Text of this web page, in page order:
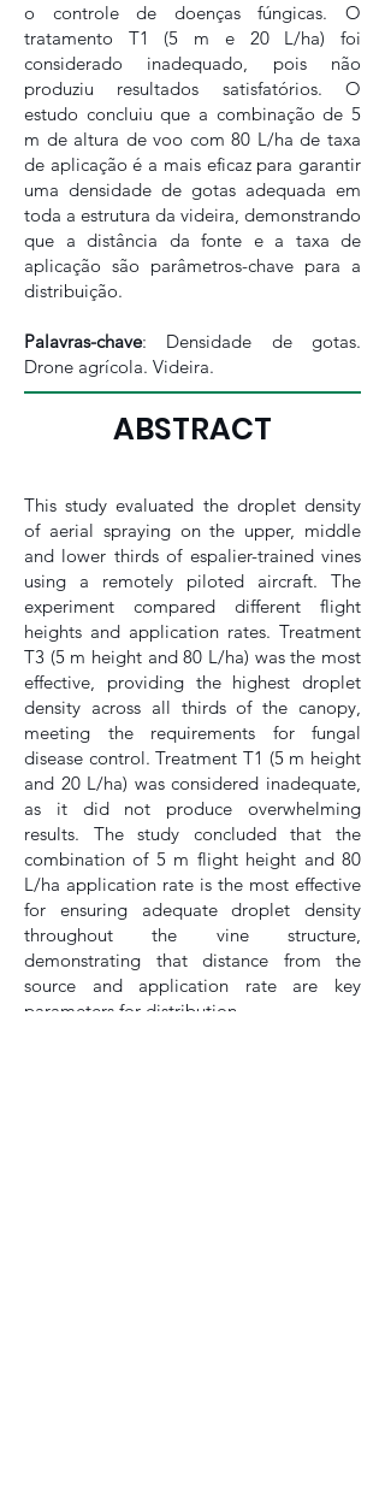
o controle de doenças fúngicas. O
tratamento T1 (5 m e 20 L/ha) foi
considerado inadequado, pois não
produziu resultados satisfatórios. O
estudo concluiu que a combinação de 5
m de altura de voo com 80 L/ha de taxa
de aplicação é a mais eficaz para garantir
uma densidade de gotas adequada em
toda a estrutura da videira, demonstrando
que a distância da fonte e a taxa de
aplicação são parâmetros-chave para a
distribuição.
Palavras-chave: Densidade de gotas.
Drone agrícola. Videira.
ABSTRACT
This study evaluated the droplet density
of aerial spraying on the upper, middle
and lower thirds of espalier-trained vines
using a remotely piloted aircraft. The
experiment compared different flight
heights and application rates. Treatment
T3 (5 m height and 80 L/ha) was the most
effective, providing the highest droplet
density across all thirds of the canopy,
meeting the requirements for fungal
disease control. Treatment T1 (5 m height
and 20 L/ha) was considered inadequate,
as it did not produce overwhelming
results. The study concluded that the
combination of 5 m flight height and 80
L/ha application rate is the most effective
for ensuring adequate droplet density
throughout the vine structure,
demonstrating that distance from the
source and application rate are key
parameters for distribution.